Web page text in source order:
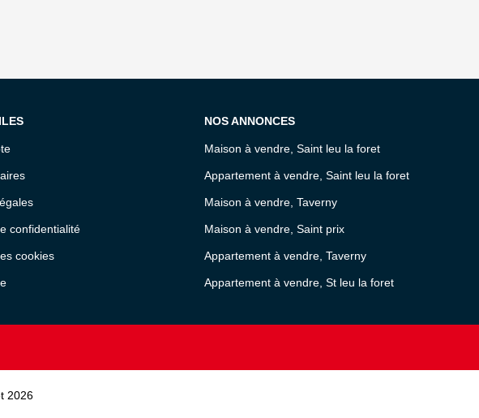
confidentialité
cookies
NOS ANNONCES
Maison à vendre, Saint leu la foret
Appartement à vendre, Saint leu la foret
Maison à vendre, Taverny
Maison à vendre, Saint prix
Appartement à vendre, Taverny
Appartement à vendre, St leu la foret
2026